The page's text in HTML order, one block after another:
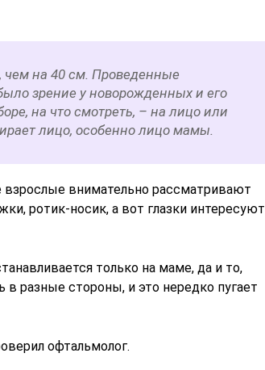
чем на 40 см. Проведенные
зрение у новорожденных и его
на что смотреть, – на лицо или
лицо, особенно лицо мамы.
внимательно рассматривают
ротик-носик, а вот глазки интересуют
только на маме, да и то,
в разные стороны, и это нередко пугает
офтальмолог.